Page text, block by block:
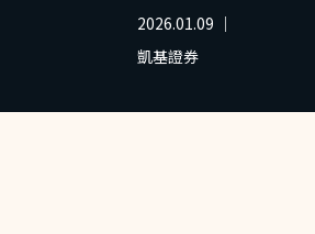
2026.01.09 ｜
凱基證券